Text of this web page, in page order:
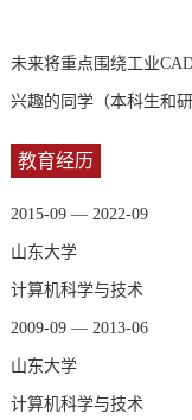
未来将重点围绕工业
兴趣的同学（本科生和
教育经历
2015-09 — 2022-09
山东大学
计算机科学与技术
2009-09 — 2013-06
山东大学
计算机科学与技术